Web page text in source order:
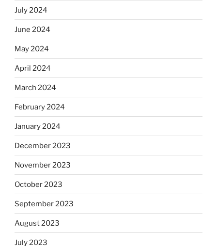
July 2024
June 2024
May 2024
April 2024
March 2024
February 2024
January 2024
December 2023
November 2023
October 2023
September 2023
August 2023
July 2023